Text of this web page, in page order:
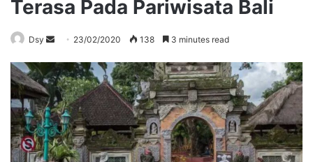
Terasa Pada Pariwisata Bali
Dsy
Send
email
23/02/2020 138 3 minutes read